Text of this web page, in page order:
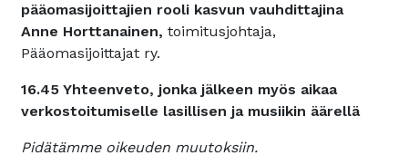
pääomasijoittajien rooli kasvun vauhdittajina
Anne Horttanainen, toimitusjohtaja,
Pääomasijoittajat ry.
16.45 Yhteenveto, jonka jälkeen myös aikaa
verkostoitumiselle lasillisen ja musiikin äärellä
Pidätämme oikeuden muutoksiin.